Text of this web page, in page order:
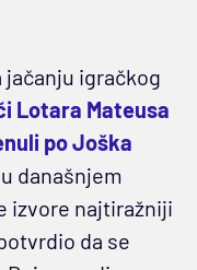
jačanju igračkog
Lotara Mateusa
po Joška
današnjem
izvore najtiražniji
da se